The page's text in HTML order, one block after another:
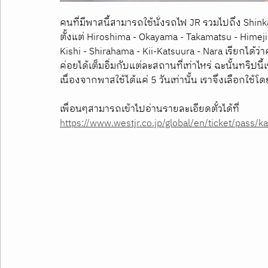
คนที่มีพาสนี้สามารถใช้นั่งรถไฟ JR รวมไปถึง
ตั้งแต่ Hiroshima - Okayama - Takamatsu -
Kishi - Shirahama - Kii-Katsuura - Nara เรียกไ
ค่อยได้เต็มอิ่มกับแต่ละสถานที่เท่าไหร่ ฉะนั้นทริปนี้
เนื่องจากพาสใช้ได้แค่ 5 วันเท่านั้น เราจึงเลือกใช้
เพื่อนๆสามารถเข้าไปอ่านรายละเอียดตั๋วได้ที่
https://www.westjr.co.jp/global/en/ticket/pass/